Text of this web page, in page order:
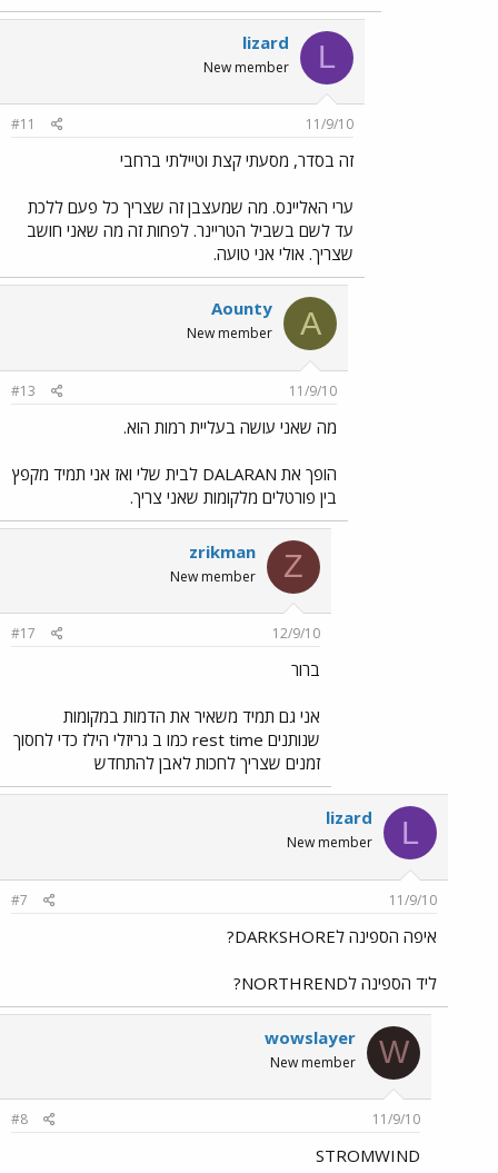
L
lizard
New member
11/9/10
#11
זה בסדר, מסעתי קצת וטיילתי ברחבי
ערי האליינס. מה שמעצבן זה שצריך כל פעם ללכת
עד לשם בשביל הטריינר. לפחות זה מה שאני חושב
שצריך. אולי אני טועה.
A
Aounty
New member
11/9/10
#13
מה שאני עושה בעליית רמות הוא.
הופך את DALARAN לבית שלי ואז אני תמיד מקפץ
בין פורטלים מלקומות שאני צריך.
Z
zrikman
New member
12/9/10
#17
ברור
אני גם תמיד משאיר את הדמות במקומות
שנותנים rest time כמו ב גריזלי הילז כדי לחסוך
זמנים שצריך לחכות לאבן להתחדש
L
lizard
New member
11/9/10
#7
איפה הספינה לDARKSHORE?
ליד הספינה לNORTHREND?
W
wowslayer
New member
11/9/10
#8
STROMWIND